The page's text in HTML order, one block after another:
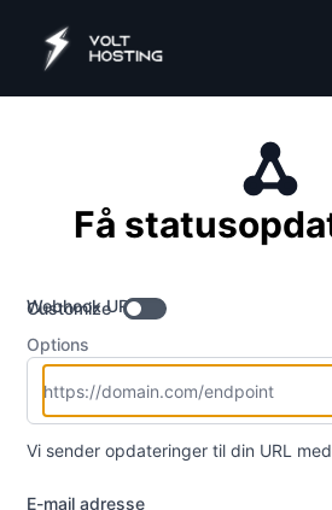
Få
Webhook URL
Customize
Options
Vi sender opdateringer til din URL med
E-mail adresse